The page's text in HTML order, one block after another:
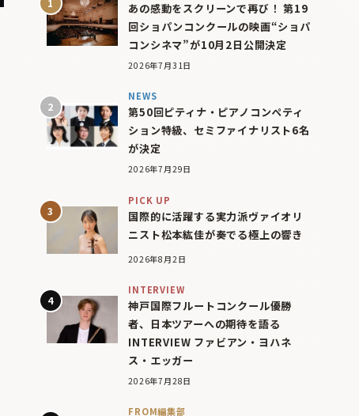
あの感動をスクリーンで再び！ 第19
回ショパンコンクールの映画“ショパ
コンシネマ”が10月2日公開決定
2026年7月31日
NEWS
第50回ピティナ・ピアノコンペティ
ション特級、セミファイナリスト6名
が決定
2026年7月29日
PICK UP
国際的に活躍する実力派ヴァイオリ
ニスト松本紘佳が奏でる極上の響き
2026年8月2日
INTERVIEW
神戸国際フルートコンクール優勝
者、日本ツアーへの期待を語る
INTERVIEW ファビアン・ヨハネ
ス・エッガー
2026年7月28日
FROM編集部